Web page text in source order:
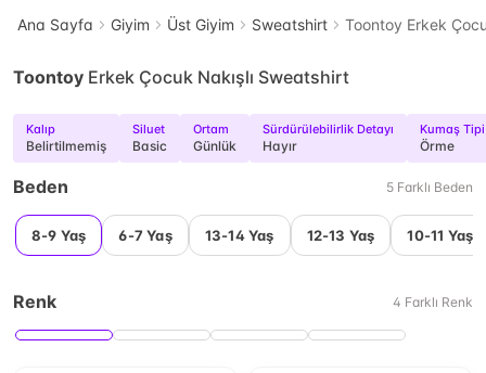
Ana Sayfa Giyim Üst Giyim Sweatshirt Toontoy Erkek
Toontoy Erkek Çocuk Nakışlı Sweatshirt
Kalıp
Belirtilmemiş
Siluet
Basic
Ortam
Günlük
Sürdürülebilirlik Detayı
Hayır
Kumaş Tipi
Örme
Beden 5 Farklı Beden
8-9 Yaş 6-7 Yaş 13-14 Yaş 12-13 Yaş 10-11 Yaş
Renk 4 Farklı Renk